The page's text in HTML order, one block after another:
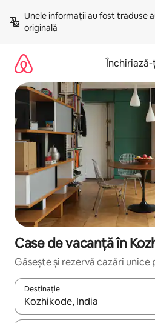
mergi
conținut
Unele informații au fost traduse
originală
Case de vacanță în
Găsește și rezervă cazări unice
Destinație
Când se încarcă rezultatele,